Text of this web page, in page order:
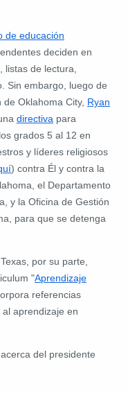
de educación
deciden en
listas de lectura,
Sin embargo, luego de
Oklahoma City, Ryan
directiva para
grados 5 al 12 en
y líderes religiosos
) contra Él y contra la
el Departamento
y la Oficina de Gestión
para que se detenga
por su parte,
"Aprendizaje
referencias
aprendizaje en
del presidente